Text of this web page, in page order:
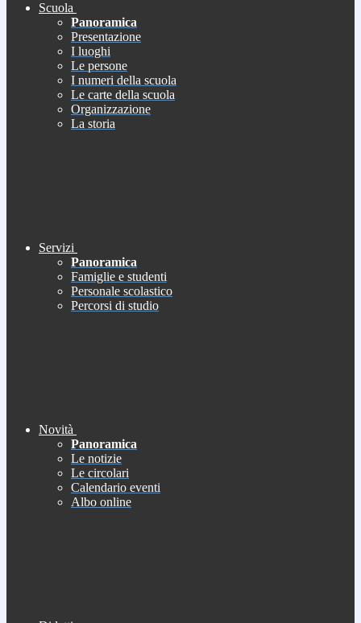
Scuola
Panoramica
Presentazione
I luoghi
Le persone
I numeri della scuola
Le carte della scuola
Organizzazione
La storia
Servizi
Panoramica
Famiglie e studenti
Personale scolastico
Percorsi di studio
Novità
Panoramica
Le notizie
Le circolari
Calendario eventi
Albo online